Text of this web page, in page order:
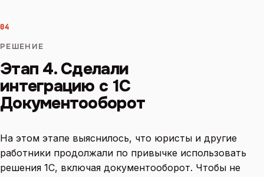
04
РЕШЕНИЕ
Этап 4. Сделали
интеграцию с 1С
Документооборот
На этом этапе выяснилось, что юристы и другие
работники продолжали по привычке использовать
решения 1С, включая документооборот. Чтобы не